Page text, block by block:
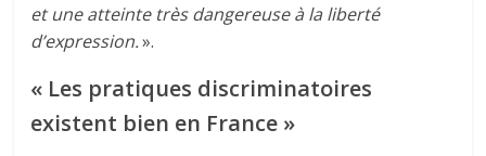
et une atteinte très dangereuse à la liberté
d’expression.».
« Les pratiques discriminatoires
existent bien en France »